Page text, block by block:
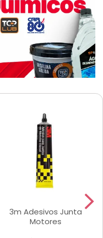
3m Adesivos Junta
Motores